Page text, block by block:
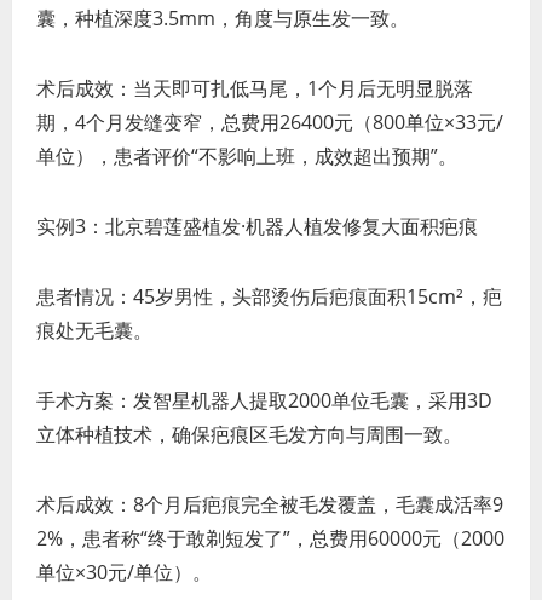
囊，种植深度3.5mm，角度与原生发一致。
术后成效：当天即可扎低马尾，1个月后无明显脱落
期，4个月发缝变窄，总费用26400元（800单位×33元/
单位），患者评价“不影响上班，成效超出预期”。
实例3：北京碧莲盛植发·机器人植发修复大面积疤痕
患者情况：45岁男性，头部烫伤后疤痕面积15cm²，疤
痕处无毛囊。
手术方案：发智星机器人提取2000单位毛囊，采用3D
立体种植技术，确保疤痕区毛发方向与周围一致。
术后成效：8个月后疤痕完全被毛发覆盖，毛囊成活率9
2%，患者称“终于敢剃短发了”，总费用60000元（2000
单位×30元/单位）。